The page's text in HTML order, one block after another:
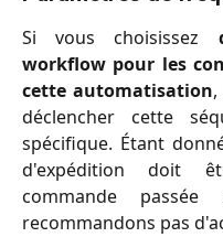
Si vous choisissez
workflow pour les
cette automatisation
déclencher cette
spécifique. Étant
d'expédition doit
commande
recommandons pas